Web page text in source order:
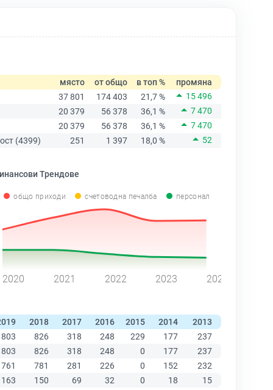
място от общо в топ %
промяна
37 801
174 403 21,7 %
15 496
20 379
56 378 36,1 %
7 470
20 379
56 378 36,1 %
7 470
(4399)
251 1 397 18,0 % 52
Трендове
общо приходи счетоводна печалба персонал
2020 2021 2022 2023 2024
2018 2017 2016 2015 2014 2013